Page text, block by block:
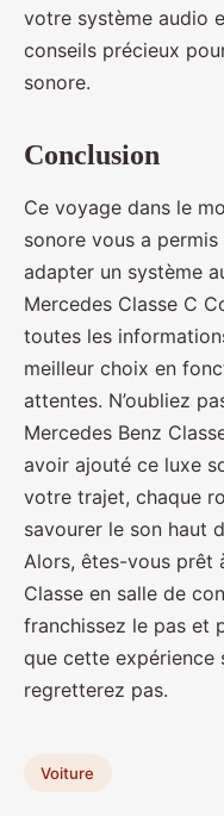
votre système audio
conseils précieux
sonore.
Conclusion
Ce voyage dans le
sonore vous a
adapter un système
Mercedes Classe C
toutes les
meilleur choix en
attentes. N’oubliez
Mercedes Benz
avoir ajouté ce luxe
votre trajet, chaque
savourer le son haut
Alors, êtes-vous prêt
Classe en salle de
franchissez le pas et
que cette expérience
regretterez pas.
Voiture